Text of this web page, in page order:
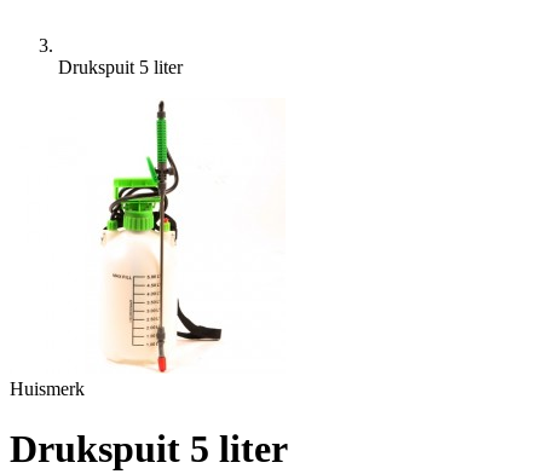
Drukspuit 5 liter
Huismerk
Drukspuit 5 liter